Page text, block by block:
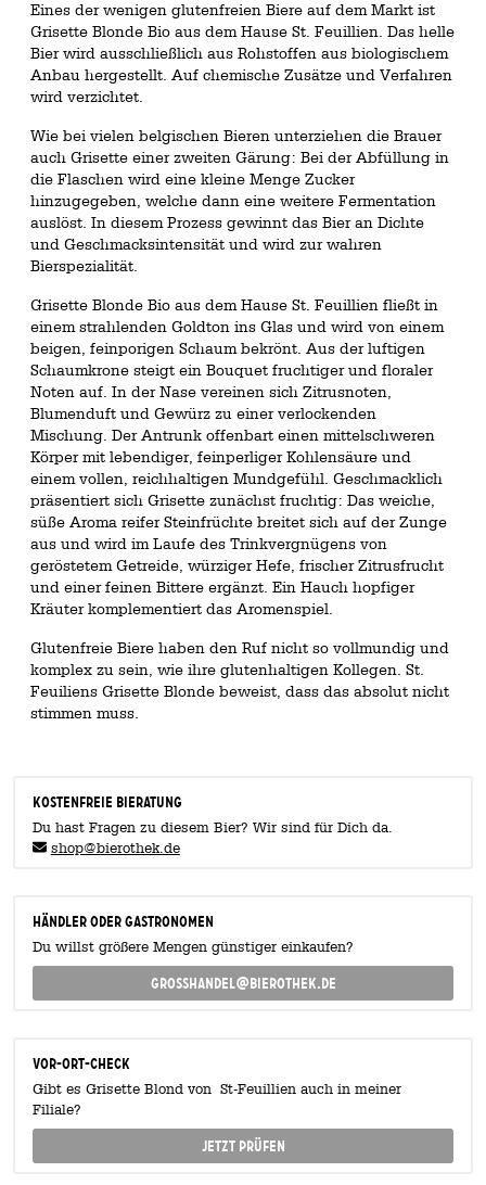
Eines der wenigen glutenfreien Biere auf dem Markt ist
Grisette Blonde Bio aus dem Hause St. Feuillien. Das helle
Bier wird ausschließlich aus Rohstoffen aus biologischem
Anbau hergestellt. Auf chemische Zusätze und Verfahren
wird verzichtet.
Wie bei vielen belgischen Bieren unterziehen die Brauer
auch Grisette einer zweiten Gärung: Bei der Abfüllung in
die Flaschen wird eine kleine Menge Zucker
hinzugegeben, welche dann eine weitere Fermentation
auslöst. In diesem Prozess gewinnt das Bier an Dichte
und Geschmacksintensität und wird zur wahren
Bierspezialität.
Grisette Blonde Bio aus dem Hause St. Feuillien fließt in
einem strahlenden Goldton ins Glas und wird von einem
beigen, feinporigen Schaum bekrönt. Aus der luftigen
Schaumkrone steigt ein Bouquet fruchtiger und floraler
Noten auf. In der Nase vereinen sich Zitrusnoten,
Blumenduft und Gewürz zu einer verlockenden
Mischung. Der Antrunk offenbart einen mittelschweren
Körper mit lebendiger, feinperliger Kohlensäure und
einem vollen, reichhaltigen Mundgefühl. Geschmacklich
präsentiert sich Grisette zunächst fruchtig: Das weiche,
süße Aroma reifer Steinfrüchte breitet sich auf der Zunge
aus und wird im Laufe des Trinkvergnügens von
geröstetem Getreide, würziger Hefe, frischer Zitrusfrucht
und einer feinen Bittere ergänzt. Ein Hauch hopfiger
Kräuter komplementiert das Aromenspiel.
Glutenfreie Biere haben den Ruf nicht so vollmundig und
komplex zu sein, wie ihre glutenhaltigen Kollegen. St.
Feuiliens Grisette Blonde beweist, dass das absolut nicht
stimmen muss.
KOSTENFREIE BIERATUNG
Du hast Fragen zu diesem Bier? Wir sind für Dich da.
shop@bierothek.de
Händler oder Gastronomen
Du willst größere Mengen günstiger einkaufen?
grosshandel@bierothek.de
Vor-Ort-Check
Gibt es Grisette Blond von St-Feuillien auch in meiner
Filiale?
Jetzt prüfen